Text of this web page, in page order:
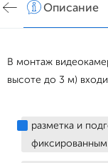
Описание
В монтаж
высоте до 3 м)
разметка и